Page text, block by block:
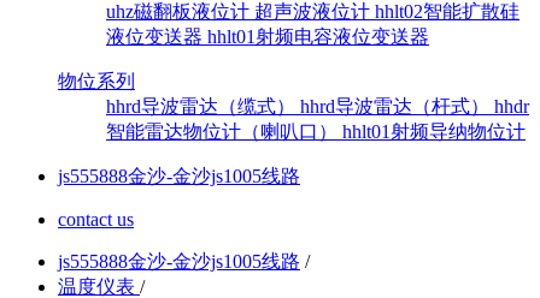
uhz磁翻板液位计 超声波液位计 hhlt02智能扩散硅
液位变送器 hhlt01射频电容液位变送器
物位系列
hhrd导波雷达（缆式） hhrd导波雷达（杆式） hhdr
智能雷达物位计（喇叭口） hhlt01射频导纳物位计
js555888金沙-金沙js1005线路
contact us
js555888金沙-金沙js1005线路 /
温度仪表 /